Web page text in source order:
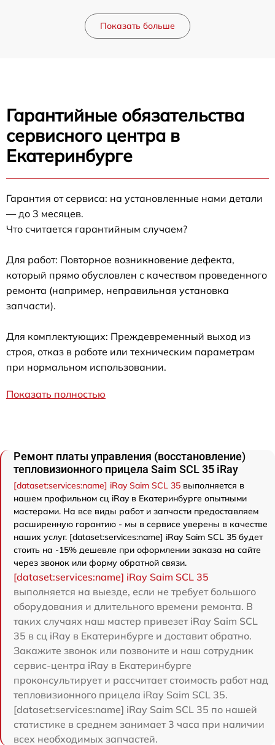
Показать больше
Гарантийные обязательства
сервисного центра в
Екатеринбурге
Гарантия от сервиса: на установленные нами детали
— до 3 месяцев.
Что считается гарантийным случаем?
Для работ: Повторное возникновение дефекта,
который прямо обусловлен с качеством проведенного
ремонта (например, неправильная установка
запчасти).
Для комплектующих: Преждевременный выход из
строя, отказ в работе или техническим параметрам
при нормальном использовании.
Показать полностью
Ремонт платы управления (восстановление)
тепловизионного прицела Saim SCL 35 iRay
[dataset:services:name] iRay Saim SCL 35 выполняется в
нашем профильном сц iRay в Екатеринбурге опытными
мастерами. На все виды работ и запчасти предоставляем
расширенную гарантию - мы в сервисе уверены в качестве
наших услуг. [dataset:services:name] iRay Saim SCL 35 будет
стоить на -15% дешевле при оформлении заказа на сайте
через звонок или форму обратной связи.
[dataset:services:name] iRay Saim SCL 35
выполняется на выезде, если не требует большого
оборудования и длительного времени ремонта. В
таких случаях наш мастер привезет iRay Saim SCL
35 в сц iRay в Екатеринбурге и доставит обратно.
Закажите звонок или позвоните и наш сотрудник
сервис-центра iRay в Екатеринбурге
проконсультирует и рассчитает стоимость работ над
тепловизионного прицела iRay Saim SCL 35.
[dataset:services:name] iRay Saim SCL 35 по нашей
статистике в среднем занимает 3 часа при наличии
всех необходимых запчастей.